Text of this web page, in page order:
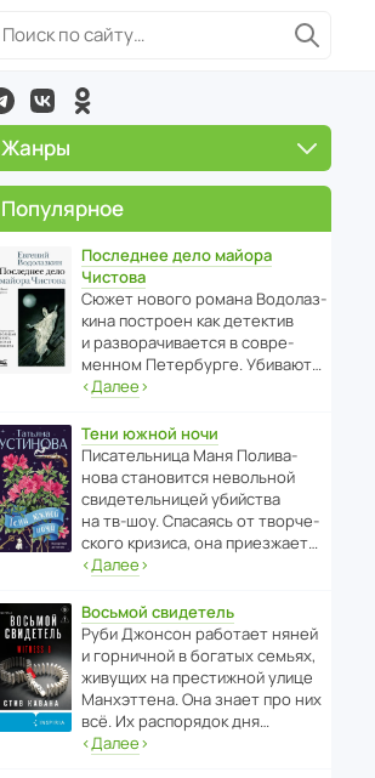
Жанры
Популярное
Последнее дело майора
Чистова
Сюжет нового романа Водо­ла­з­
кина пост­роен как дете­ктив
и разво­ра­чи­ва­ется в совре­
менном Пете­р­бурге. Убивают…
‹Далее›
Тени южной ночи
Писа­тель­ница Маня Поли­ва­
нова стано­вится невольной
свиде­тель­ницей убийства
на тв-шоу. Спасаясь от твор­че­
с­кого кризиса, она приезжает…
‹Далее›
Восьмой свидетель
Руби Джонсон рабо­тает няней
и горни­чной в богатых семьях,
живущих на прес­ти­жной улице
Манх­эт­тена. Она знает про них
всё. Их распо­рядок дня…
‹Далее›